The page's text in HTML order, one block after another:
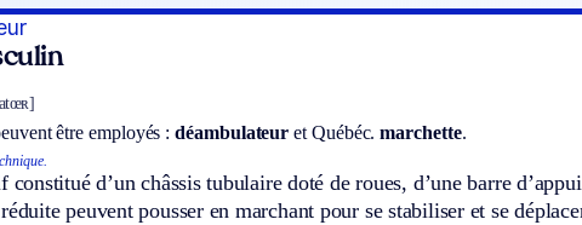
être employés :déambulateur et Québéc. marchette.
constitué d’un châssis tubulaire doté de roues, d’une barre
peuvent pousser en marchant pour se stabiliser et se